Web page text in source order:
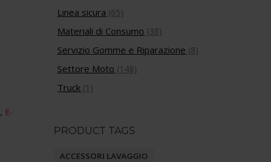
, E-
Linea sicura (65)
Materiali di Consumo (38)
Servizio Gomme e Riparazione (8)
Settore Moto (148)
Truck (1)
PRODUCT TAGS
ACCESSORI LAVAGGIO